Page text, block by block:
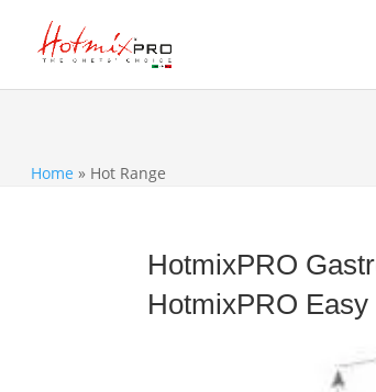
Home » Hot Range
HotmixPRO
HotmixPRO Easy